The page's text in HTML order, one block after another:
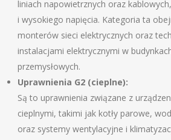
liniach napowietrznych oraz
i wysokiego napięcia. Kategoria ta
monterów sieci elektrycznych oraz
instalacjami elektrycznymi w
przemysłowych.
Uprawnienia G2 (cieplne):
Są to uprawnienia związane z
cieplnymi, takimi jak kotły parowe,
oraz systemy wentylacyjne i